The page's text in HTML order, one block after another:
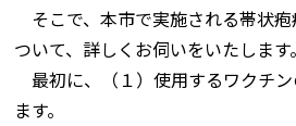
そこで、本市で実施される帯状
ついて、詳しくお伺いをいたします。
最初に、（１）使用するワクチ
ます。